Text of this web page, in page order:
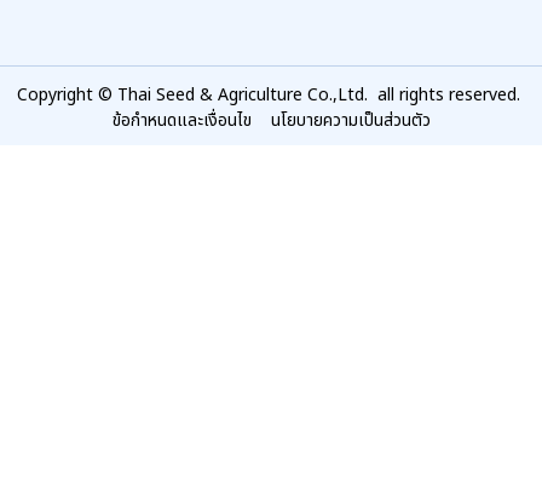
Copyright © Thai Seed & Agriculture Co.,Ltd. all rights reserved.
ข้อกำหนดและเงื่อนไข
นโยบายความเป็นส่วนตัว